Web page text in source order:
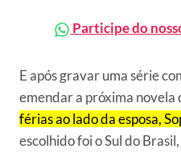
Participe do
E após gravar uma série
emendar a próxima novela
férias ao lado da esposa,
escolhido foi o Sul do